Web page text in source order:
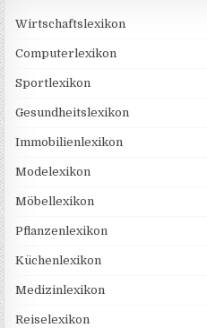
Wirtschaftslexikon
Computerlexikon
Sportlexikon
Gesundheitslexikon
Immobilienlexikon
Modelexikon
Möbellexikon
Pflanzenlexikon
Küchenlexikon
Medizinlexikon
Reiselexikon